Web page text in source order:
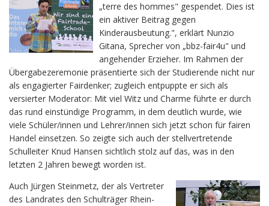
„terre des hommes" gespendet. Dies ist
ein aktiver Beitrag gegen
Kinderausbeutung.", erklärt Nunzio
Gitana, Sprecher von „bbz-fair4u" und
angehender Erzieher. Im Rahmen der
Übergabezeremonie präsentierte sich der Studierende nicht nur
als engagierter Fairdenker; zugleich entpuppte er sich als
versierter Moderator: Mit viel Witz und Charme führte er durch
das rund einstündige Programm, in dem deutlich wurde, wie
viele Schüler/innen und Lehrer/innen sich jetzt schon für fairen
Handel einsetzen. So zeigte sich auch der stellvertretende
Schulleiter Knud Hansen sichtlich stolz auf das, was in den
letzten 2 Jahren bewegt worden ist.
Auch Jürgen Steinmetz, der als Vertreter
des Landrates den Schulträger Rhein-